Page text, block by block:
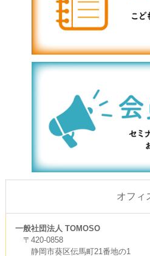
オフィ
一般社団法人 TOMOSO
〒420-0858
静岡市葵区伝馬町21番地の1